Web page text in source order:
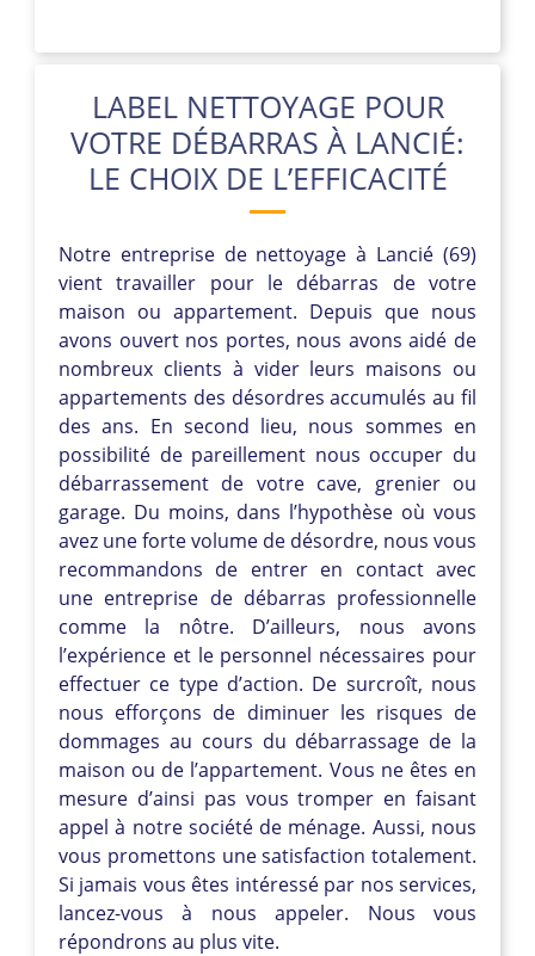
LABEL NETTOYAGE POUR
VOTRE DÉBARRAS À LANCIÉ:
LE CHOIX DE L’EFFICACITÉ
Notre entreprise de nettoyage à Lancié (69)
vient travailler pour le débarras de votre
maison ou appartement. Depuis que nous
avons ouvert nos portes, nous avons aidé de
nombreux clients à vider leurs maisons ou
appartements des désordres accumulés au fil
des ans. En second lieu, nous sommes en
possibilité de pareillement nous occuper du
débarrassement de votre cave, grenier ou
garage. Du moins, dans l’hypothèse où vous
avez une forte volume de désordre, nous vous
recommandons de entrer en contact avec
une entreprise de débarras professionnelle
comme la nôtre. D’ailleurs, nous avons
l’expérience et le personnel nécessaires pour
effectuer ce type d’action. De surcroît, nous
nous efforçons de diminuer les risques de
dommages au cours du débarrassage de la
maison ou de l’appartement. Vous ne êtes en
mesure d’ainsi pas vous tromper en faisant
appel à notre société de ménage. Aussi, nous
vous promettons une satisfaction totalement.
Si jamais vous êtes intéressé par nos services,
lancez-vous à nous appeler. Nous vous
répondrons au plus vite.